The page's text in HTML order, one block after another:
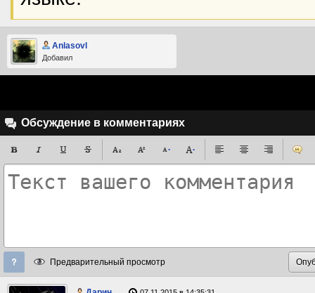
Anlasovl
Добавил
Обсуждение в комментариях
Предварительный просмотр